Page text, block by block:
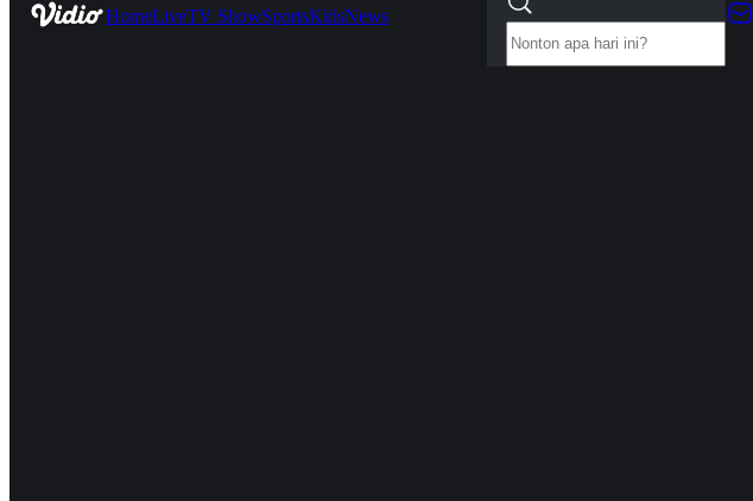
HomeLiveTV ShowSportsKidsNews